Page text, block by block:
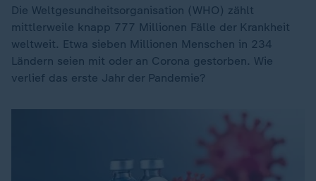
Die Weltgesundheitsorganisation (WHO) zählt
mittlerweile knapp 777 Millionen Fälle der Krankheit
weltweit. Etwa sieben Millionen Menschen in 234
Ländern seien mit oder an Corona gestorben. Wie
verlief das erste Jahr der Pandemie?